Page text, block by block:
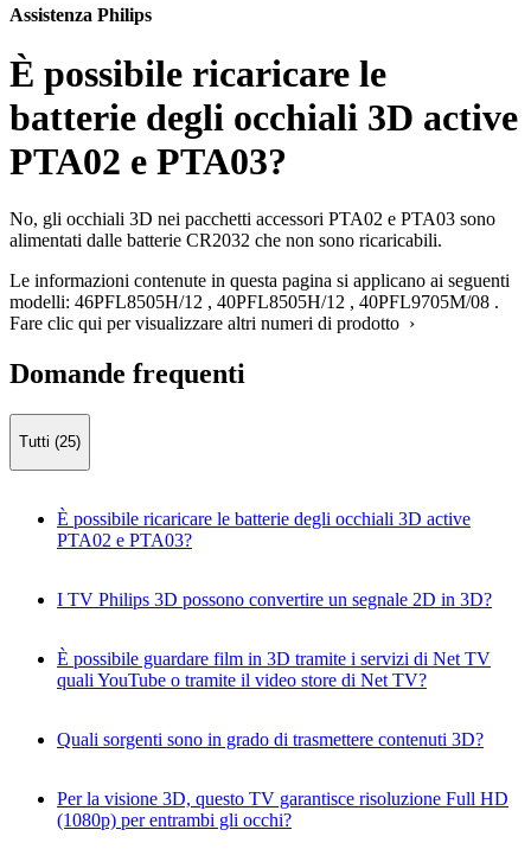
Assistenza Philips
È possibile ricaricare le
batterie degli occhiali 3D active
PTA02 e PTA03?
No, gli occhiali 3D nei pacchetti accessori PTA02 e PTA03 sono
alimentati dalle batterie CR2032 che non sono ricaricabili.
Le informazioni contenute in questa pagina si applicano ai seguenti
modelli: 46PFL8505H/12 , 40PFL8505H/12 , 40PFL9705M/08 .
Fare clic qui per visualizzare altri numeri di prodotto ›
Domande frequenti
Tutti (25)
È possibile ricaricare le batterie degli occhiali 3D active
PTA02 e PTA03?
I TV Philips 3D possono convertire un segnale 2D in 3D?
È possibile guardare film in 3D tramite i servizi di Net TV
quali YouTube o tramite il video store di Net TV?
Quali sorgenti sono in grado di trasmettere contenuti 3D?
Per la visione 3D, questo TV garantisce risoluzione Full HD
(1080p) per entrambi gli occhi?